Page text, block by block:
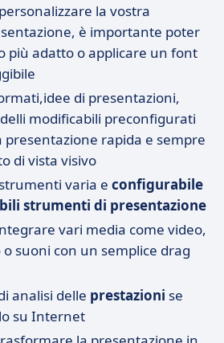
la vostra
è importante poter
più adatto o applicare un font
di presentazioni,
modificabili preconfigurati
rapida e sempre
di vista visivo
varia e configurabile
strumenti di presentazione
vari media come video,
suoni con un semplice drag
analisi delle prestazioni se
su Internet